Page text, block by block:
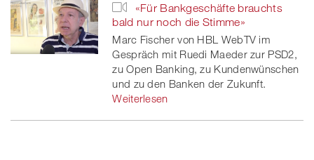
«Für Bankgeschäfte brauchts
bald nur noch die Stimme»
Marc Fischer von HBL WebTV im
Gespräch mit Ruedi Maeder zur PSD2,
zu Open Banking, zu Kundenwünschen
und zu den Banken der Zukunft.
Weiterlesen